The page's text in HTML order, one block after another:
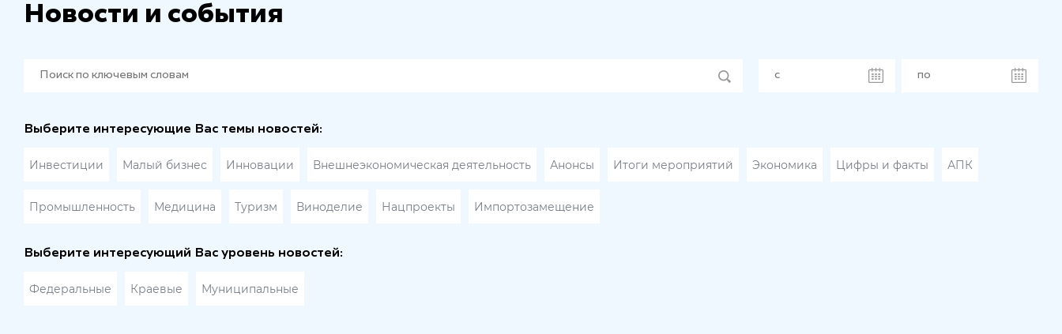
Новости и события
Выберите интересующие Вас темы новостей:
Инвестиции Малый бизнес Инновации Внешнеэкономическая деятельность Анонсы Итоги мероприятий Экономика Цифры и факты АПК
Промышленность Медицина Туризм Виноделие Нацпроекты Импортозамещение
Выберите интересующий Вас уровень новостей:
Федеральные Краевые Муниципальные